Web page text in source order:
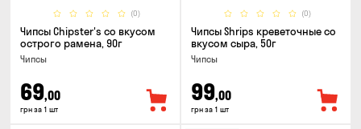
(0)
Чипсы Chipster's со вкусом
острого рамена, 90г
Чипсы
69,00
грн за 1 шт
(0)
Чипсы Shrips креветочные со
вкусом сыра, 50г
Чипсы
99,00
грн за 1 шт